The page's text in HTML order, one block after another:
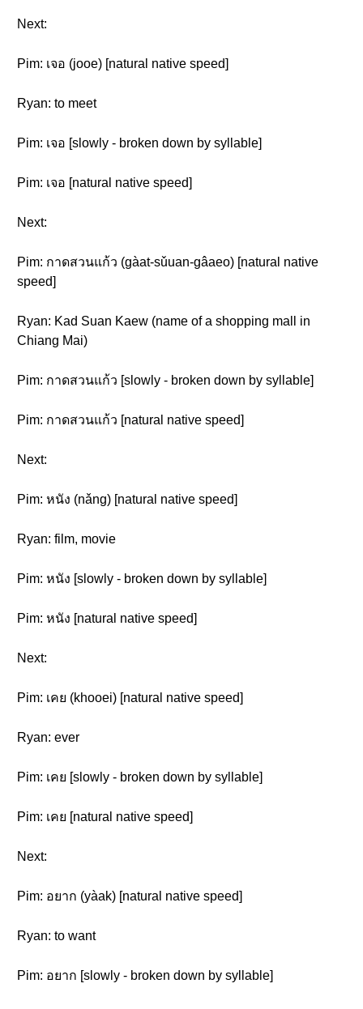
Next:
Pim: เจอ (jooe) [natural native speed]
Ryan: to meet
Pim: เจอ [slowly - broken down by syllable]
Pim: เจอ [natural native speed]
Next:
Pim: กาดสวนแก้ว (gàat-sǔuan-gâaeo) [natural native
speed]
Ryan: Kad Suan Kaew (name of a shopping mall in
Chiang Mai)
Pim: กาดสวนแก้ว [slowly - broken down by syllable]
Pim: กาดสวนแก้ว [natural native speed]
Next:
Pim: หนัง (nǎng) [natural native speed]
Ryan: film, movie
Pim: หนัง [slowly - broken down by syllable]
Pim: หนัง [natural native speed]
Next:
Pim: เคย (khooei) [natural native speed]
Ryan: ever
Pim: เคย [slowly - broken down by syllable]
Pim: เคย [natural native speed]
Next:
Pim: อยาก (yàak) [natural native speed]
Ryan: to want
Pim: อยาก [slowly - broken down by syllable]